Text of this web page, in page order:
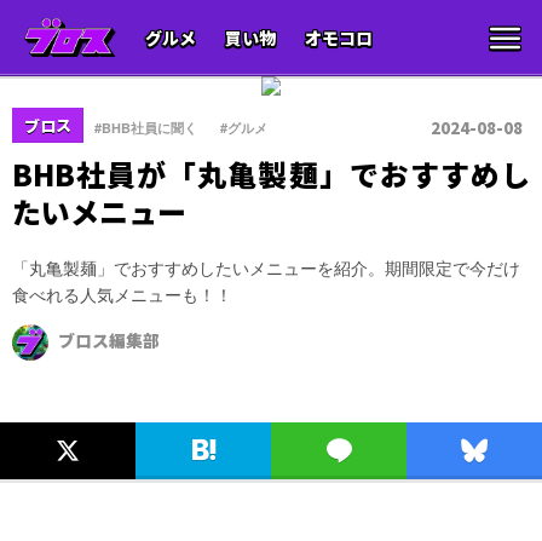
グルメ 買い物 オモコロ
ブロス #BHB社員に聞く #グルメ 2024-08-08
BHB社員が「丸亀製麺」でおすすめし
たいメニュー
「丸亀製麺」でおすすめしたいメニューを紹介。期間限定で今だけ
食べれる人気メニューも！！
ブロス編集部